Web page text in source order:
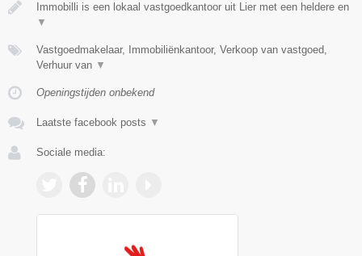
Immobilli is een lokaal vastgoedkantoor uit Lier met een heldere en
▼
Vastgoedmakelaar, Immobiliënkantoor, Verkoop van vastgoed,
Verhuur van ▼
Openingstijden onbekend
Laatste facebook posts ▼
Sociale media: